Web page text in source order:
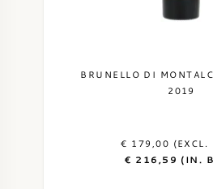
BRUNELLO DI
2019
€ 179,00 (EXCL.
€ 216,59 (IN.